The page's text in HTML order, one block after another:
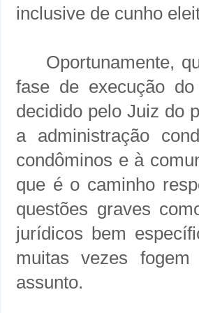
inclusive de cunho
Oportunamente,
fase de execução
decidido pelo Juiz do
a administração
condôminos e à
que é o caminho
questões graves
jurídicos bem
muitas vezes
assunto.